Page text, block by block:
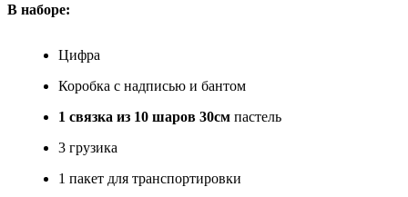
В наборе:
Цифра
Коробка с надписью и бантом
1 связка из 10 шаров 30см пастель
3 грузика
1 пакет для транспортировки